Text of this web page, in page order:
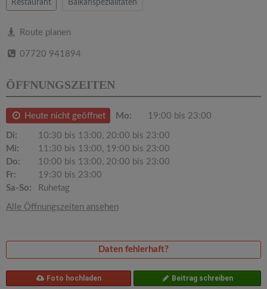
Restaurant Balkanspezialitäten
Route planen
07720 941894
ÖFFNUNGSZEITEN
Heute nicht geöffnet Mo: 19:00 bis 23:00
Di:
10:30 bis 13:00, 20:00 bis 23:00
Mi:
11:30 bis 13:00, 19:00 bis 23:00
Do:
10:00 bis 13:00, 20:00 bis 23:00
Fr:
19:30 bis 23:00
Sa-So:
Ruhetag
Alle Öffnungszeiten ansehen
Daten fehlerhaft?
Foto hochladen Beitrag schreiben
i
a
o